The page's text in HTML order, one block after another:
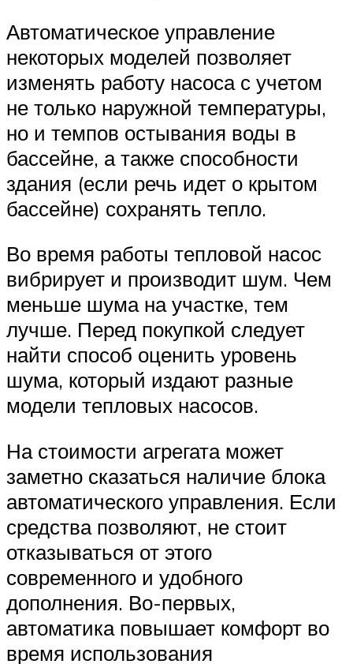
Автоматическое управление
некоторых моделей позволяет
изменять работу насоса с учетом
не только наружной температуры,
но и темпов остывания воды в
бассейне, а также способности
здания (если речь идет о крытом
бассейне) сохранять тепло.
Во время работы тепловой насос
вибрирует и производит шум. Чем
меньше шума на участке, тем
лучше. Перед покупкой следует
найти способ оценить уровень
шума, который издают разные
модели тепловых насосов.
На стоимости агрегата может
заметно сказаться наличие блока
автоматического управления. Если
средства позволяют, не стоит
отказываться от этого
современного и удобного
дополнения. Во-первых,
автоматика повышает комфорт во
время использования